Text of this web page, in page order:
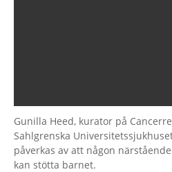
Gunilla Heed, kurator på
Sahlgrenska
påverkas av att någon
kan stötta barnet.